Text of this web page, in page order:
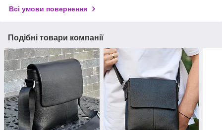
Всі умови повернення
Подібні товари компанії